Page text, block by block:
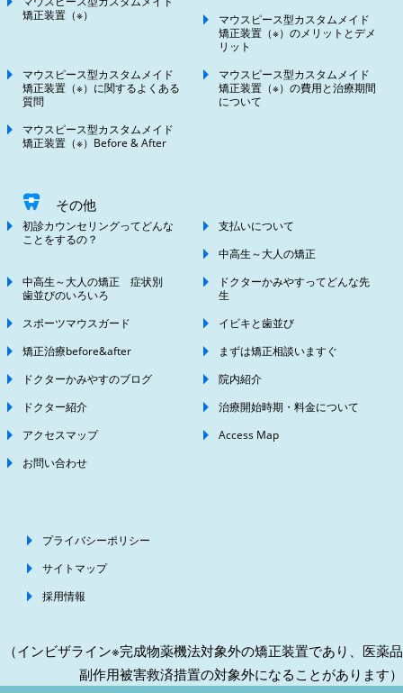
矯正装置（※）
マウスピース型カスタムメイド
矯正装置（※）のメリットとデメ
リット
マウスピース型カスタムメイド
矯正装置（※）に関するよくある
質問
マウスピース型カスタムメイド
矯正装置（※）の費用と治療期間
について
マウスピース型カスタムメイド
矯正装置（※）Before & After
その他
初診カウンセリングってどんな
ことをするの？
支払いについて
中高生～大人の矯正
中高生～大人の矯正 症状別
歯並びのいろいろ
ドクターかみやすってどんな先
生
スポーツマウスガード
イビキと歯並び
矯正治療before&after
まずは矯正相談いますぐ
ドクターかみやすのブログ
院内紹介
ドクター紹介
治療開始時期・料金について
アクセスマップ
Access Map
お問い合わせ
プライバシーポリシー
サイトマップ
採用情報
（インビザライン※完成物薬機法対象外の矯正装置であり、医薬品
副作用被害救済措置の対象外になることがあります）